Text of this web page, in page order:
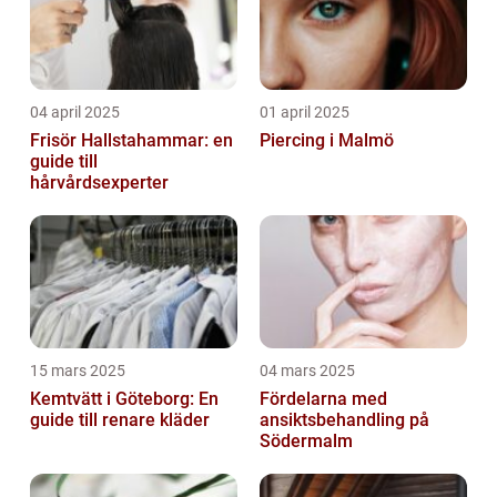
04 april 2025
Frisör Hallstahammar: en
guide till
hårvårdsexperter
01 april 2025
Piercing i Malmö
15 mars 2025
Kemtvätt i Göteborg: En
guide till renare kläder
04 mars 2025
Fördelarna med
ansiktsbehandling på
Södermalm